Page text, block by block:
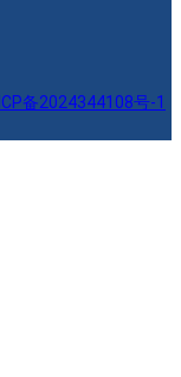
备2024344108号-1